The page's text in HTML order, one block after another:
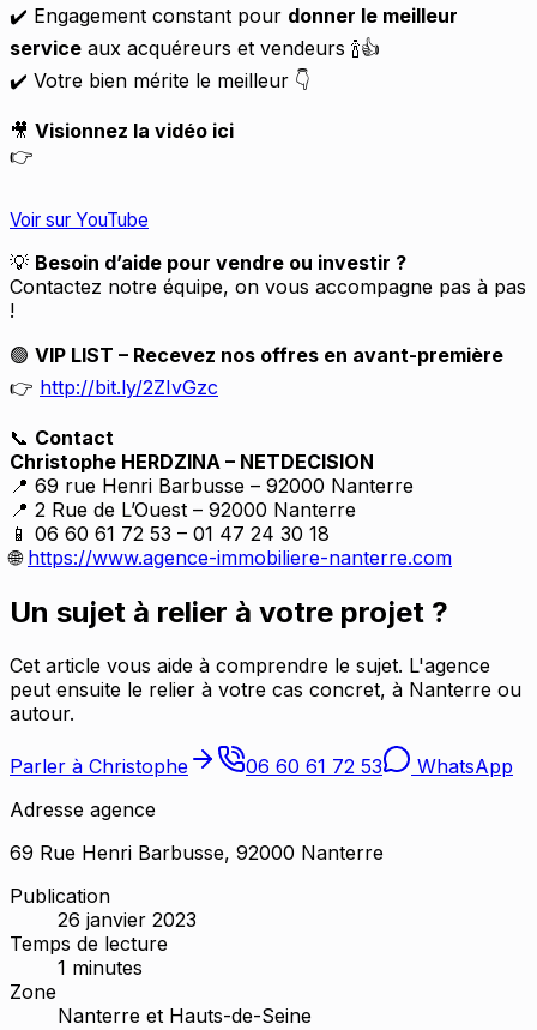
✔️ Engagement constant pour donner le meilleur
service aux acquéreurs et vendeurs 🍾👍
✔️ Votre bien mérite le meilleur 👇
🎥 Visionnez la vidéo ici
👉
Voir sur YouTube
💡 Besoin d’aide pour vendre ou investir ?
Contactez notre équipe, on vous accompagne pas à pas
!
🟢 VIP LIST – Recevez nos offres en avant-première
👉 http://bit.ly/2ZIvGzc
📞 Contact
Christophe HERDZINA – NETDECISION
📍 69 rue Henri Barbusse – 92000 Nanterre
📍 2 Rue de L’Ouest – 92000 Nanterre
📱 06 60 61 72 53 – 01 47 24 30 18
🌐 https://www.agence-immobiliere-nanterre.com
Un sujet à relier à votre projet ?
Cet article vous aide à comprendre le sujet. L'agence
peut ensuite le relier à votre cas concret, à Nanterre ou
autour.
Parler à Christophe 06 60 61 72 53
WhatsApp
Adresse agence
69 Rue Henri Barbusse, 92000 Nanterre
Publication
26 janvier 2023
Temps de lecture
1 minutes
Zone
Nanterre et Hauts-de-Seine